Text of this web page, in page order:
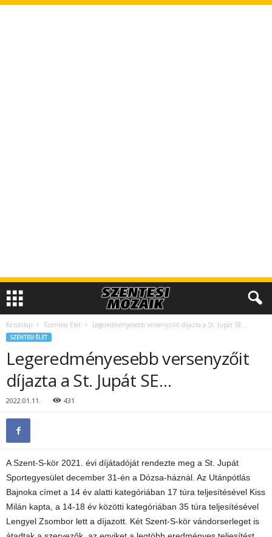
Kezdőlap Szentesi Élet Legeredményesebb versenyzőit díjazta a St. Jupát SE…
SZENTESI ÉLET
Legeredményesebb versenyzőit
díjazta a St. Jupát SE…
2022.01.11. 431
A Szent-S-kör 2021. évi díjátadóját rendezte meg a St. Jupát
Sportegyesület december 31-én a Dózsa-háznál. Az Utánpótlás
Bajnoka címet a 14 év alatti kategóriában 17 túra teljesítésével Kiss
Milán kapta, a 14-18 év közötti kategóriában 35 túra teljesítésével
Lengyel Zsombor lett a díjazott. Két Szent-S-kör vándorserleget is